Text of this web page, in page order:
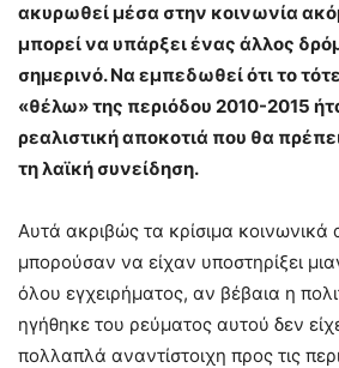
ακυρωθεί μέσα στην κοινωνία
μπορεί να υπάρξει ένας άλλος
σημερινό. Να εμπεδωθεί ότι το
«θέλω» της περιόδου 2010-2015
ρεαλιστική αποκοτιά που θα
τη λαϊκή συνείδηση.
Αυτά ακριβώς τα κρίσιμα κοινωνικά
μπορούσαν να είχαν υποστηρίξει
όλου εγχειρήματος, αν βέβαια η
ηγήθηκε του ρεύματος αυτού δεν
πολλαπλά αναντίστοιχη προς τις